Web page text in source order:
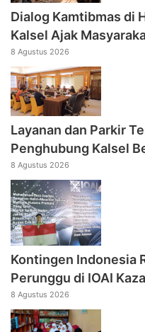
Dialog Kamtibmas di
Kalsel Ajak
8 Agustus 2026
Layanan dan Parkir
Penghubung Kalsel
8 Agustus 2026
Kontingen Indonesia
Perunggu di IOAI
8 Agustus 2026